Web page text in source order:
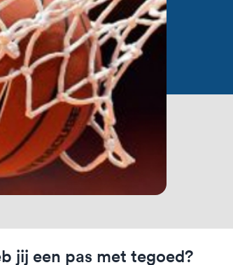
jij een pas met tegoed?